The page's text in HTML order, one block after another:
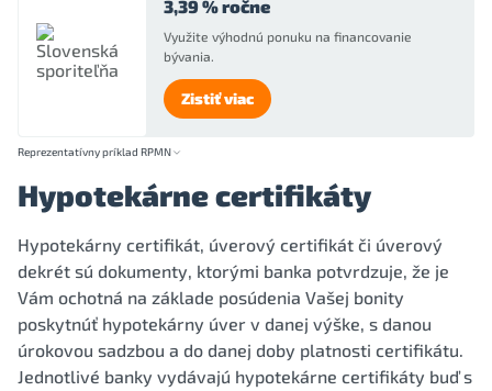
3,39 % ročne
Využite výhodnú ponuku na financovanie
bývania.
Zistiť viac
Reprezentatívny príklad RPMN
Hypotekárne certifikáty
Hypotekárny certifikát, úverový certifikát či úverový
dekrét sú dokumenty, ktorými banka potvrdzuje, že je
Vám ochotná na základe posúdenia Vašej bonity
poskytnúť hypotekárny úver v danej výške, s danou
úrokovou sadzbou a do danej doby platnosti certifikátu.
Jednotlivé banky vydávajú hypotekárne certifikáty buď s